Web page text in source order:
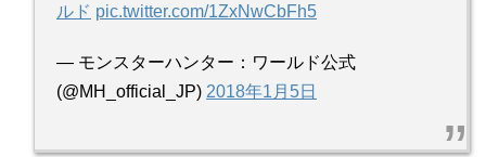
ルド pic.twitter.com/1ZxNwCbFh5
— モンスターハンター：ワールド公式
(@MH_official_JP) 2018年1月5日